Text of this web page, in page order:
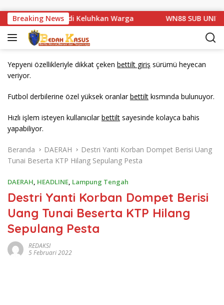
Breaking News
Basarang di Keluhkan Warga WN88 SUB UNIT 13
Yepyeni özellikleriyle dikkat çeken bettilt giriş sürümü heyecan
veriyor.
Futbol derbilerine özel yüksek oranlarbettilt kısmında bulunuyor.
Hızlı işlem isteyen kullanıcılarbettilt sayesinde kolayca bahis
yapabiliyor.
Beranda DAERAH
Destri Yanti Korban Dompet Berisi Uang
Tunai Beserta KTP Hilang Sepulang Pesta
DAERAH, HEADLINE, Lampung Tengah
Destri Yanti Korban Dompet Berisi
Uang Tunai Beserta KTP Hilang
Sepulang Pesta
REDAKSI
5 Februari 2022